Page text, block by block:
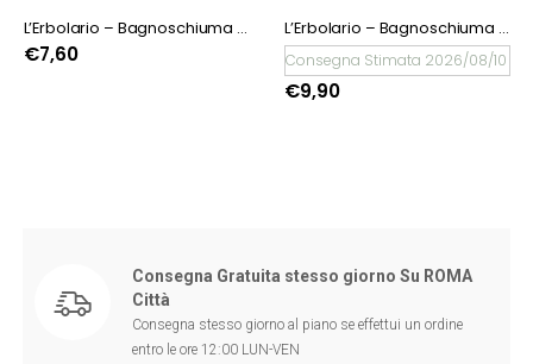
L’Erbolario – Bagnoschiuma Tè Bianco
€7,60
L’Erbolario – Bagnoschiuma Primaverde
Consegna Stimata 2026/08/10
€9,90
Consegna Gratuita stesso giorno Su ROMA
Città
Consegna stesso giorno al piano se effettui un ordine
entro le ore 12:00 LUN-VEN